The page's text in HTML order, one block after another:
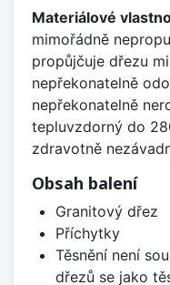
Materiálové
mimořádně
propůjčuje dřezu
nepřekonatelně
nepřekonatelně
tepluvzdorný do
zdravotně
Obsah balení
Granitový dřez
Příchytky
Těsnění není
dřezů se jako